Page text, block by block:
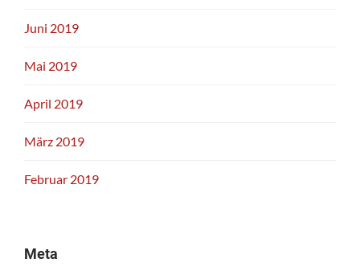
Juni 2019
Mai 2019
April 2019
März 2019
Februar 2019
Meta